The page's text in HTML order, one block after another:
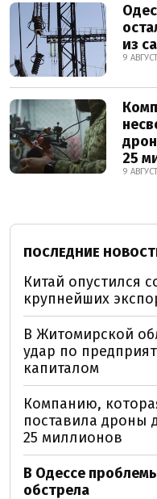
из
9
25
9
ПОСЛЕДНИЕ
Китай опустился
крупнейших
В Житомирской
удар по
капиталом
Компанию,
поставила дроны
25 миллионов
В Одессе
обстрела